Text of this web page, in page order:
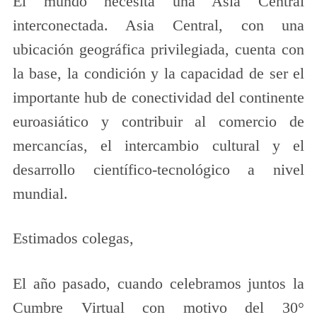
interconectada. Asia Central, con una
ubicación geográfica privilegiada, cuenta con
la base, la condición y la capacidad de ser el
importante hub de conectividad del continente
euroasiático y contribuir al comercio de
mercancías, el intercambio cultural y el
desarrollo científico-tecnológico a nivel
mundial.
Estimados colegas,
El año pasado, cuando celebramos juntos la
Cumbre Virtual con motivo del 30°